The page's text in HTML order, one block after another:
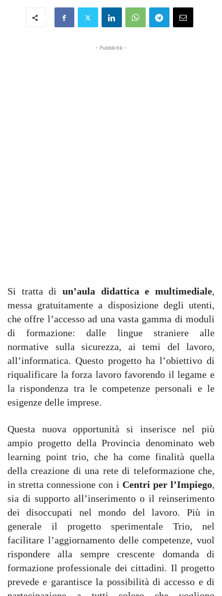
- Pubblicità -
Si tratta di un’aula didattica e multimediale,
messa gratuitamente a disposizione degli utenti,
che offre l’accesso ad una vasta gamma di moduli
di formazione: dalle lingue straniere alle
normative sulla sicurezza, ai temi del lavoro,
all’informatica. Questo progetto ha l’obiettivo di
riqualificare la forza lavoro favorendo il legame e
la rispondenza tra le competenze personali e le
esigenze delle imprese.
Questa nuova opportunità si inserisce nel più
ampio progetto della Provincia denominato web
learning point trio, che ha come finalità quella
della creazione di una rete di teleformazione che,
in stretta connessione con i Centri per l’Impiego,
sia di supporto all’inserimento o il reinserimento
dei disoccupati nel mondo del lavoro. Più in
generale il progetto sperimentale Trio, nel
facilitare l’aggiornamento delle competenze, vuol
rispondere alla sempre crescente domanda di
formazione professionale dei cittadini. Il progetto
prevede e garantisce la possibilità di accesso e di